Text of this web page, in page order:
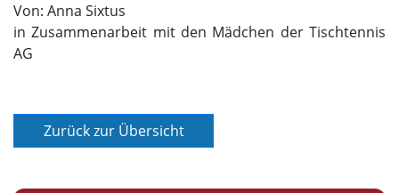
Von: Anna Sixtus
in Zusammenarbeit mit den Mädchen der Tischtennis
AG